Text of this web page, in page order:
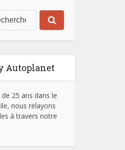
Autoplanet
25 ans dans le
nous relayons
à travers notre